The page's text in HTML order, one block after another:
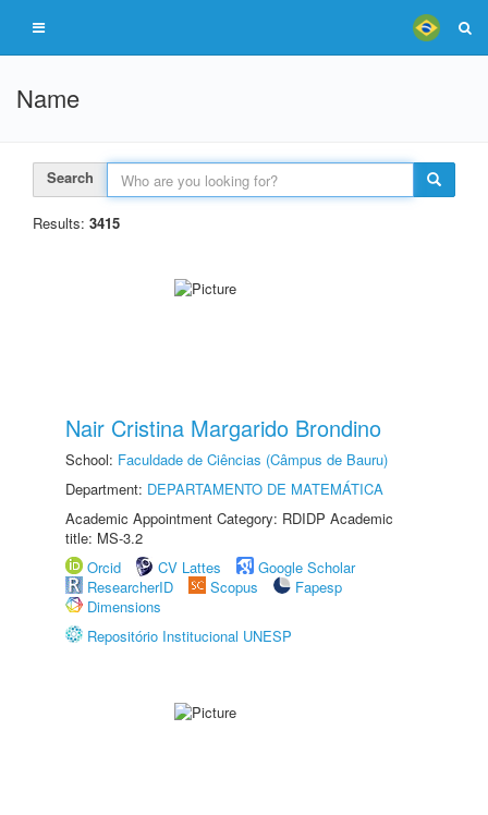
Name
Search
Results: 3415
Nair Cristina Margarido Brondino
School: Faculdade de Ciências (Câmpus de Bauru)
Department: DEPARTAMENTO DE MATEMÁTICA
Academic Appointment Category: RDIDP Academic
title: MS-3.2
Orcid
CV Lattes
Google Scholar
ResearcherID
Scopus
Fapesp
Dimensions
Repositório Institucional UNESP